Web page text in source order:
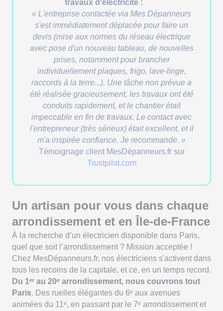
travaux d'électricité :
« L'entreprise contactée via Mes Dépanneurs
s'est immédiatement déplacée pour faire un
devis (mise aux normes du réseau électrique
avec pose d'un nouveau tableau, de nouvelles
prises, notamment pour brancher
individuellement plaques, frigo, lave-linge,
raccords à la terre...). Une tâche non prévue a
été réalisée gracieusement, les travaux ont été
conduits rapidement, et le chantier était
impeccable en fin de travaux. Le contact avec
l'entrepreneur (très sérieux) était excellent, et il
m'a inspirée confiance. Je recommande. »
Témoignage client MesDépanneurs.fr sur
Trustpilot.com
Un artisan pour vous dans chaque
arrondissement et en Île-de-France
À la recherche d’un électricien disponible dans Paris,
quel que soit l’arrondissement ? Mission acceptée !
Chez MesDépanneurs.fr, nos électriciens s'activent dans
tous les recoins de la capitale, et ce, en un temps record.
Du 1ᵉʳ au 20ᵉ arrondissement, nous couvrons tout
Paris. Des ruelles élégantes du 6ᵉ aux avenues
animées du 11ᵉ, en passant par le 7ᵉ arrondissement et